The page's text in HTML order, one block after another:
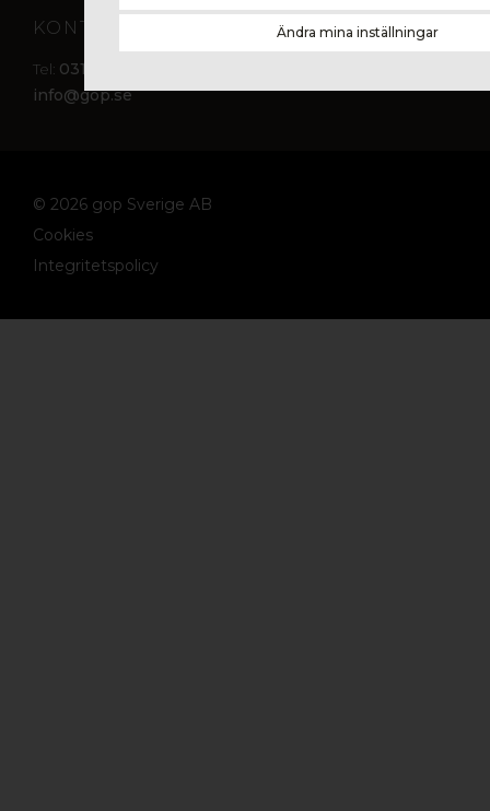
Ändra mina inställningar
KONTAKTA OSS
Tel: 031-87 00 10
info@gop.se
© 2026 gop Sverige AB
Cookies
Integritetspolicy